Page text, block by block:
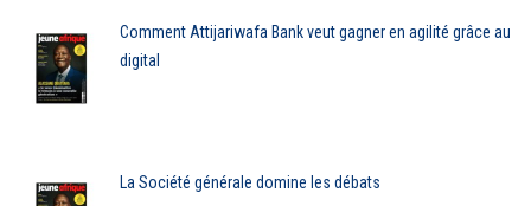
Comment Attijariwafa Bank veut gagner en agilité grâce au
digital
La Société générale domine les débats